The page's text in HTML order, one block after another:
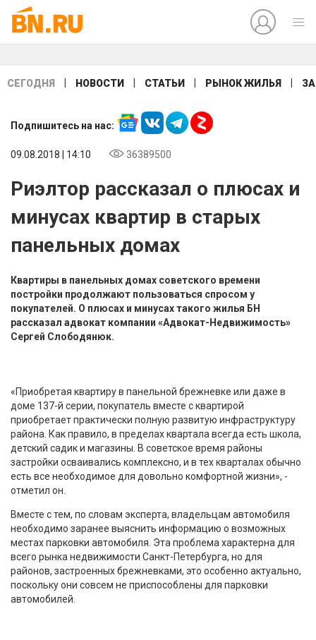
СЕГОДНЯ НОВОСТИ СТАТЬИ РЫНОК ЖИЛЬЯ
Подпишитесь на нас:
09.08.2018 | 14:10 36389500
Риэлтор рассказал о плюсах и
минусах квартир в старых
панельных домах
Квартиры в панельных домах советского времени
постройки продолжают пользоваться спросом у
покупателей. О плюсах и минусах такого жилья БН
рассказал адвокат компании «Адвокат-Недвижимость»
Сергей Слободянюк.
«Приобретая квартиру в панельной брежневке или даже в
доме 137-й серии, покупатель вместе с квартирой
приобретает практически полную развитую инфраструктуру
района. Как правило, в пределах квартала всегда есть школа,
детский садик и магазины. В советское время районы
застройки осваивались комплексно, и в тех кварталах обычно
есть все необходимое для довольно комфортной жизни», -
отметил он.
Вместе с тем, по словам эксперта, владельцам автомобиля
необходимо заранее выяснить информацию о возможных
местах парковки автомобиля. Эта проблема характерна для
всего рынка недвижимости Санкт-Петербурга, но для
районов, застроенных брежневками, это особенно актуально,
поскольку они совсем не приспособлены для парковки
автомобилей.